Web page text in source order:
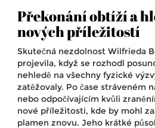
Překonání obtíží a
nových příležitostí
Skutečná nezdolnost Wilfrieda
projevila, když se rozhodl
nehledě na všechny fyzické
zatěžovaly. Po čase stráveném
nebo odpočívajícím kvůli
nové příležitosti, kde by mohl
plamen znovu. Jeho krátké